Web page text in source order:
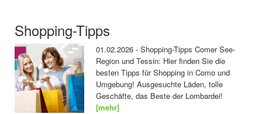
Shopping-Tipps
01.02.2026 - Shopping-Tipps Comer See-
Region und Tessin: Hier finden Sie die
besten Tipps für Shopping in Como und
Umgebung! Ausgesuchte Läden, tolle
Geschäfte, das Beste der Lombardei!
[mehr]